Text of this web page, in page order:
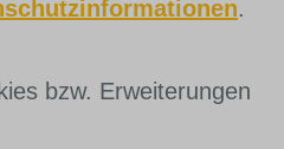
.
bzw. Erweiterungen